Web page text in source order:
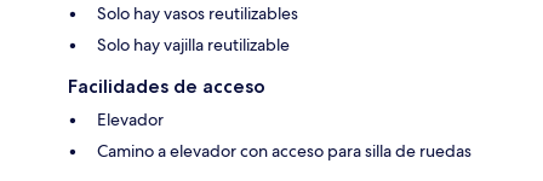
Solo hay vasos reutilizables
Solo hay vajilla reutilizable
Facilidades de acceso
Elevador
Camino a elevador con acceso para silla de ruedas